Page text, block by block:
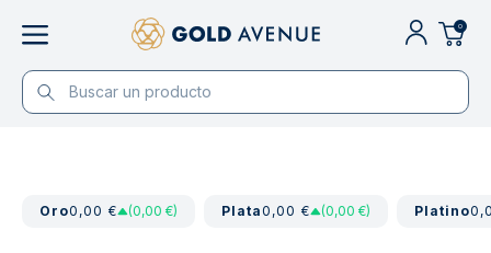
0
Oro0,00 € (0,00 €) Plata0,00 € (0,00 €) Platino